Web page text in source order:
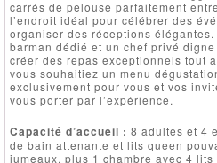
carrés de pelouse parfaitement
l’endroit idéal pour célébrer des
organiser des réceptions
barman dédié et un chef privé
créer des repas exceptionnels tout
vous souhaitiez un menu
exclusivement pour vous et vos
vous porter par l’expérience.
Capacité d’accueil : 8 adultes et 4
de bain attenante et lits queen
jumeaux, plus 1 chambre avec 4